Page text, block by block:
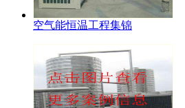
空气能恒温工程集锦